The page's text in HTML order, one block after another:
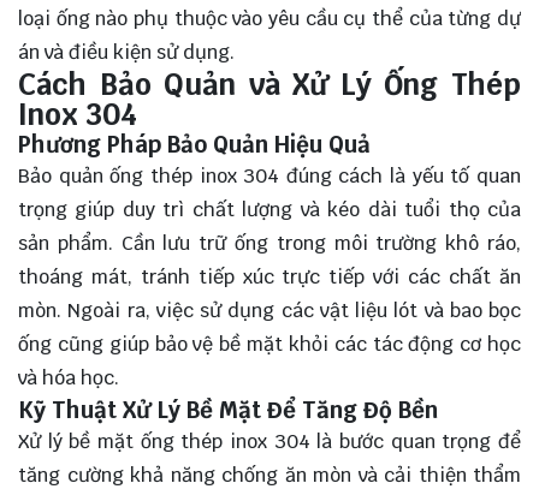
loại ống nào phụ thuộc vào yêu cầu cụ thể của từng dự
án và điều kiện sử dụng.
Cách Bảo Quản và Xử Lý Ống Thép
Inox 304
Phương Pháp Bảo Quản Hiệu Quả
Bảo quản ống thép inox 304 đúng cách là yếu tố quan
trọng giúp duy trì chất lượng và kéo dài tuổi thọ của
sản phẩm. Cần lưu trữ ống trong môi trường khô ráo,
thoáng mát, tránh tiếp xúc trực tiếp với các chất ăn
mòn. Ngoài ra, việc sử dụng các vật liệu lót và bao bọc
ống cũng giúp bảo vệ bề mặt khỏi các tác động cơ học
và hóa học.
Kỹ Thuật Xử Lý Bề Mặt Để Tăng Độ Bền
Xử lý bề mặt ống thép inox 304 là bước quan trọng để
tăng cường khả năng chống ăn mòn và cải thiện thẩm